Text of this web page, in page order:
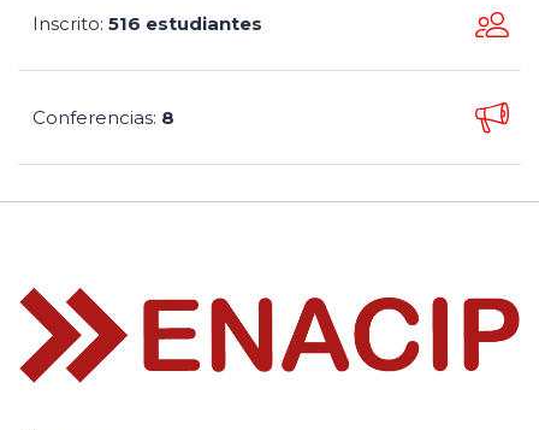
Inscrito: 516 estudiantes
Conferencias: 8